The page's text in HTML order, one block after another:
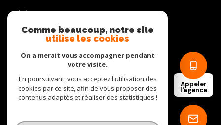
Appeler
l'agence
Admin
Nos honoraires
Cookies
© 2026 | Tous droits réservés
Comme beaucoup, notre site
utilise les cookies
On aimerait vous accompagner pendant
votre visite.
En poursuivant, vous acceptez l'utilisation des
cookies par ce site, afin de vous proposer des
contenus adaptés et réaliser des statistiques !